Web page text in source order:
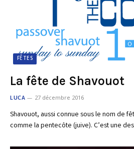
FÊTES
La fête de Shavouot
LUCA 27 décembre 2016
Shavouot, aussi connue sous le nom de
comme la pentecôte (juive). C’est une